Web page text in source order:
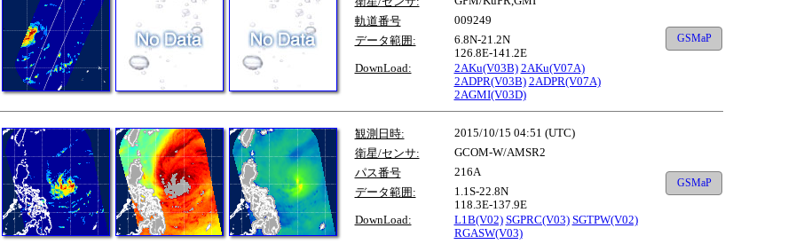
軌道番号
009249
データ範囲:
6.8N-21.2N
126.8E-141.2E
DownLoad:
2AKu(V03B) 2AKu(V07A)
2ADPR(V03B) 2ADPR(V07A)
2AGMI(V03D)
GSMaP
観測日時:
2015/10/15 04:51 (UTC)
衛星/センサ:
GCOM-W/AMSR2
パス番号
216A
データ範囲:
1.1S-22.8N
118.3E-137.9E
DownLoad:
L1B(V02) SGPRC(V03) SGTPW(V02)
RGASW(V03)
GSMaP